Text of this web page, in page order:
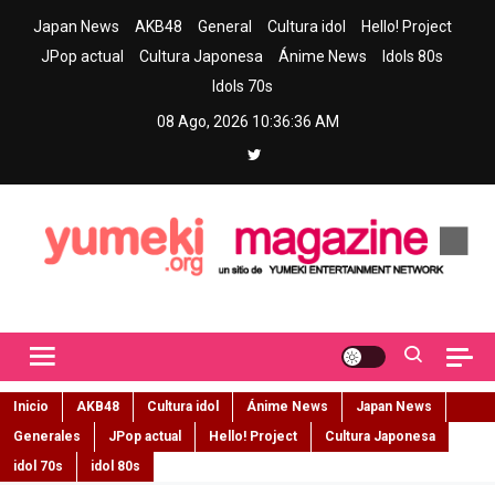
Japan News AKB48 General Cultura idol
Hello! Project
JPop actual
Cultura Japonesa Ánime News
Idols 80s
Idols 70s
08 Ago, 2026 10:36:37 AM
Inicio AKB48 Cultura idol Ánime News
Japan News
Generales
JPop actual Hello! Project
Cultura Japonesa
idol 70s
idol 80s